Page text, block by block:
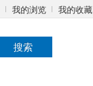
我的浏览 我的收藏
搜索